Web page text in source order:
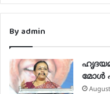
By admin
മോള്‍